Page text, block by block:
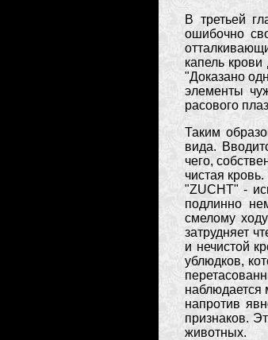
В третьей
ошибочно
капель
"Доказано
элементы
расового
Таким
вида.
чего,
чистая
"ZUCHT" -
подлинно
смелому
затрудняет
и нечистой
ублюдков,
наблюдается
напротив
признаков.
животных.